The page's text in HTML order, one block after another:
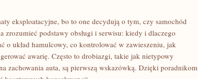
eksploatacyjne, bo to one decydują o tym, czy samochód
zrozumieć podstawy obsługi i serwisu: kiedy i dlaczego
o układ hamulcowy, co kontrolować w zawieszeniu, jak
awarię. Często to drobiazgi, takie jak nietypowy
zachowania auta, są pierwszą wskazówką. Dzięki poradnikom